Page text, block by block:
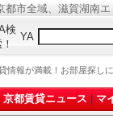
市全域、滋賀湖南
検
YA
情報が満載！お部屋探し
京都賃貸ニュース マ